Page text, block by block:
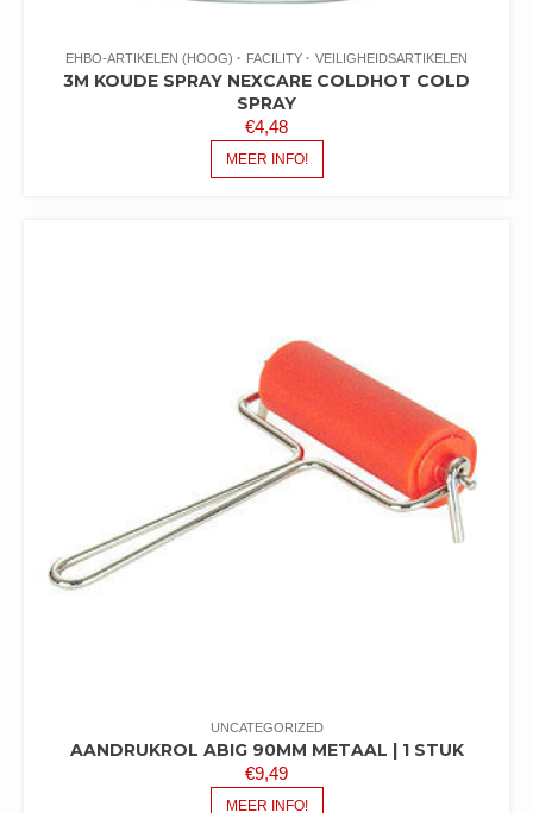
EHBO-ARTIKELEN (HOOG) FACILITY VEILIGHEIDSARTIKELEN
3M KOUDE SPRAY NEXCARE COLDHOT COLD
SPRAY
€4,48
MEER INFO!
UNCATEGORIZED
AANDRUKROL ABIG 90MM METAAL | 1 STUK
€9,49
MEER INFO!